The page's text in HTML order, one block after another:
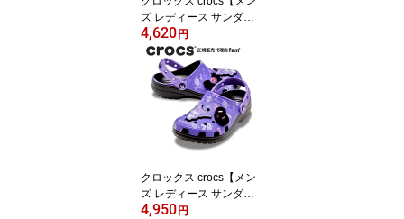
ズ レディース サンダ
ル】Specialist 2.0 Vent/
スペシャリスト 2.0 ベン
ト/病院 看護 医療用｜
4,620円
クロックス crocs【メン
ズ レディース サンダ
ル】Kuromi Classic Clo
4,950円